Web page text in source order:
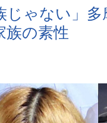
じゃない」
族の素性